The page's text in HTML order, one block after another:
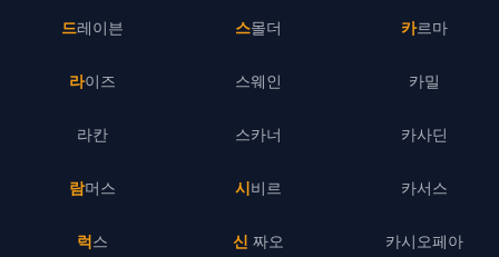
드레이븐
라이즈
라칸
람머스
럭스
스몰더
스웨인
스카너
시비르
신 짜오
카르마
카밀
카사딘
카서스
카시오페아